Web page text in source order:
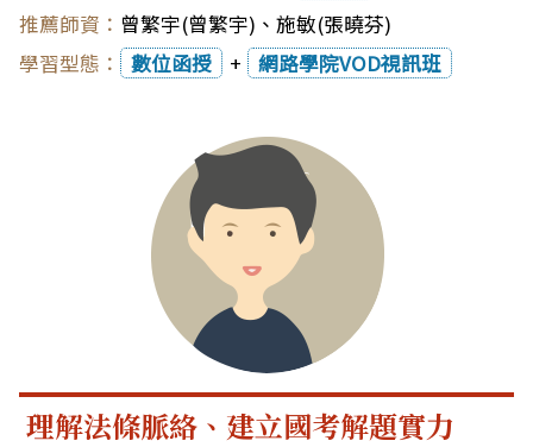
曾繁宇(曾繁宇) 、 施敏(張曉芬)
數位函授
+ 網路學院VOD視訊班
理解法條脈絡、建立國考解題實力